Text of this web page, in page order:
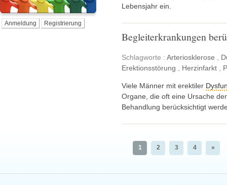
Anmeldung Registrierung
Lebensjahr ein.
Begleiterkrankungen
Schlagworte : Arteriosklerose
Erektionsstörung
Herzinfarkt
Viele Männer mit erektiler
Organe, die oft eine Ursache
Behandlung berücksichtigt
1 2 3 4 »